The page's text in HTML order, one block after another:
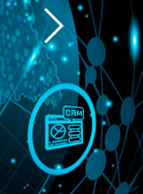
Следующий